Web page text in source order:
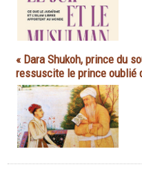
« Dara Shukoh, prince du
ressuscite le prince oublié